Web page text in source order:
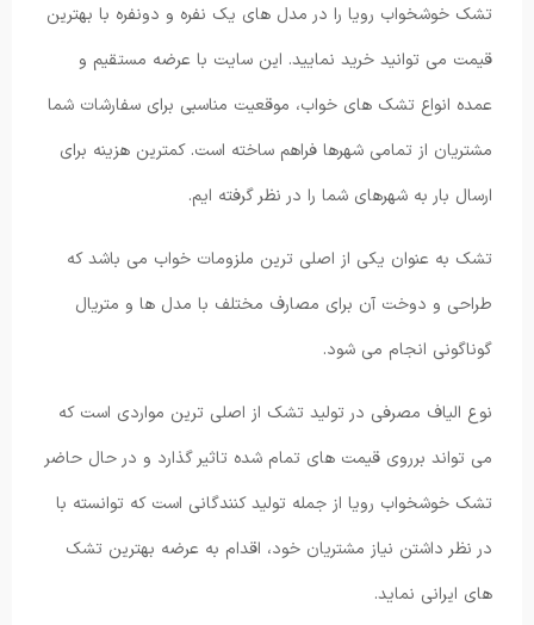
تشک خوشخواب رویا را در مدل های یک نفره و دونفره با بهترین
قیمت می توانید خرید نمایید. این سایت با عرضه مستقیم و
عمده انواع تشک های خواب، موقعیت مناسبی برای سفارشات شما
مشتریان از تمامی شهرها فراهم ساخته است. کمترین هزینه برای
ارسال بار به شهرهای شما را در نظر گرفته ایم.
تشک به عنوان یکی از اصلی ترین ملزومات خواب می باشد که
طراحی و دوخت آن برای مصارف مختلف با مدل ها و متریال
گوناگونی انجام می شود.
نوع الیاف مصرفی در تولید تشک از اصلی ترین مواردی است که
می تواند برروی قیمت های تمام شده تاثیر گذارد و در حال حاضر
تشک خوشخواب رویا از جمله تولید کنندگانی است که توانسته با
در نظر داشتن نیاز مشتریان خود، اقدام به عرضه بهترین تشک
های ایرانی نماید.